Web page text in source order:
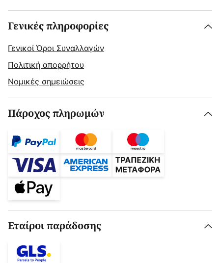
Γενικές πληροφορίες
Γενικοί Όροι Συναλλαγών
Πολιτική απορρήτου
Νομικές σημειώσεις
Πάροχος πληρωμών
Εταίροι παράδοσης